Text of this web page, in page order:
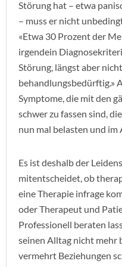
Störung hat – etwa
– muss er nicht
«Etwa 30 Prozent der
irgendein
Störung, längst aber
behandlungsbedürftig.»
Symptome, die mit den
schwer zu fassen sind,
nun mal belasten und im
Es ist deshalb der
mitentscheidet, ob
eine Therapie infrage
oder Therapeut und
Professionell beraten
seinen Alltag nicht mehr
vermehrt Beziehungen